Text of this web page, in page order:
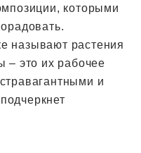
которыми
называют растения
– это их рабочее
и